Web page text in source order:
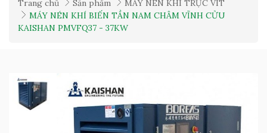
Trang chủ Sản phẩm
MÁY NÉN KHÍ TRỤC VÍT
MÁY NÉN KHÍ BIẾN TẦN NAM CHÂM VĨNH CỬU
KAISHAN PMVFQ37 - 37KW